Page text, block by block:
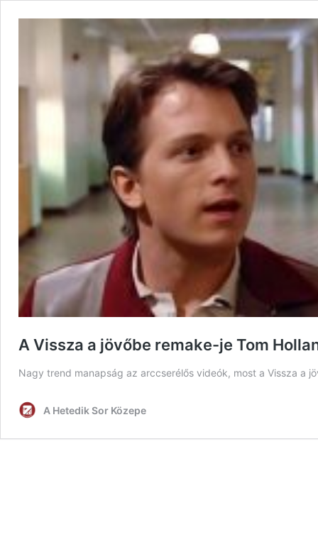
A Vissza a jövőbe remake-je Tom
Nagy trend manapság az arccserélős videók, most a Vissza a
A Hetedik Sor Közepe